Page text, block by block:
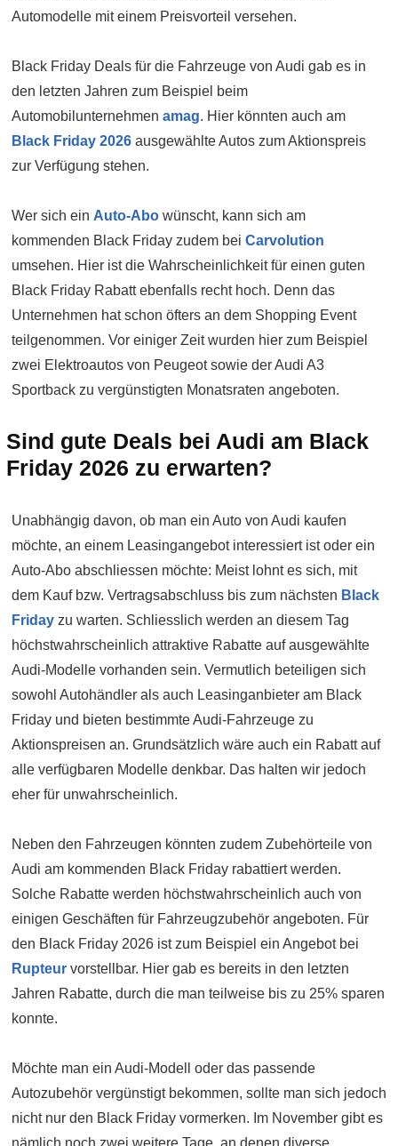
Automodelle mit einem Preisvorteil versehen.
Black Friday Deals für die Fahrzeuge von Audi gab es in
den letzten Jahren zum Beispiel beim
Automobilunternehmen amag. Hier könnten auch am
Black Friday 2026 ausgewählte Autos zum Aktionspreis
zur Verfügung stehen.
Wer sich ein Auto-Abo wünscht, kann sich am
kommenden Black Friday zudem bei Carvolution
umsehen. Hier ist die Wahrscheinlichkeit für einen guten
Black Friday Rabatt ebenfalls recht hoch. Denn das
Unternehmen hat schon öfters an dem Shopping Event
teilgenommen. Vor einiger Zeit wurden hier zum Beispiel
zwei Elektroautos von Peugeot sowie der Audi A3
Sportback zu vergünstigten Monatsraten angeboten.
Sind gute Deals bei Audi am Black
Friday 2026 zu erwarten?
Unabhängig davon, ob man ein Auto von Audi kaufen
möchte, an einem Leasingangebot interessiert ist oder ein
Auto-Abo abschliessen möchte: Meist lohnt es sich, mit
dem Kauf bzw. Vertragsabschluss bis zum nächsten Black
Friday zu warten. Schliesslich werden an diesem Tag
höchstwahrscheinlich attraktive Rabatte auf ausgewählte
Audi-Modelle vorhanden sein. Vermutlich beteiligen sich
sowohl Autohändler als auch Leasinganbieter am Black
Friday und bieten bestimmte Audi-Fahrzeuge zu
Aktionspreisen an. Grundsätzlich wäre auch ein Rabatt auf
alle verfügbaren Modelle denkbar. Das halten wir jedoch
eher für unwahrscheinlich.
Neben den Fahrzeugen könnten zudem Zubehörteile von
Audi am kommenden Black Friday rabattiert werden.
Solche Rabatte werden höchstwahrscheinlich auch von
einigen Geschäften für Fahrzeugzubehör angeboten. Für
den Black Friday 2026 ist zum Beispiel ein Angebot bei
Rupteur vorstellbar. Hier gab es bereits in den letzten
Jahren Rabatte, durch die man teilweise bis zu 25% sparen
konnte.
Möchte man ein Audi-Modell oder das passende
Autozubehör vergünstigt bekommen, sollte man sich jedoch
nicht nur den Black Friday vormerken. Im November gibt es
nämlich noch zwei weitere Tage, an denen diverse